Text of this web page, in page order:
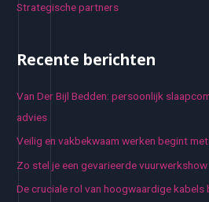
Strategische partners
Recente berichten
Van Der Bijl Bedden: persoonlijk
advies
Veilig en vakbekwaam werken begint
Zo stel je een gevarieerde vuurwerkshow
De cruciale rol van hoogwaardige kabels